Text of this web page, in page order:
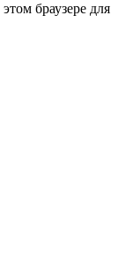
браузере для